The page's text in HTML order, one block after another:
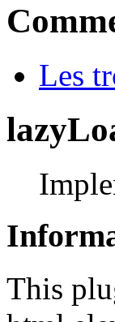
Les
This